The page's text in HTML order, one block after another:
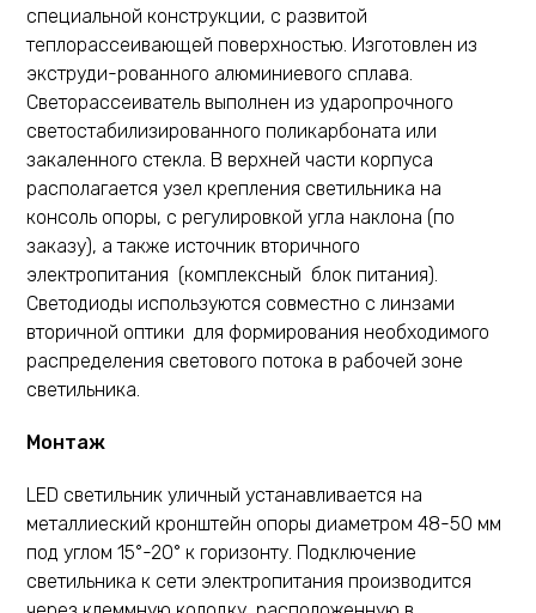
специальной конструкции, с развитой
теплорассеивающей поверхностью. Изготовлен из
экструди-рованного алюминиевого сплава.
Светорассеиватель выполнен из ударопрочного
светостабилизированного поликарбоната или
закаленного стекла. В верхней части корпуса
располагается узел крепления светильника на
консоль опоры, с регулировкой угла наклона (по
заказу), а также источник вторичного
электропитания (комплексный блок питания).
Светодиоды используются совместно с линзами
вторичной оптики для формирования необходимого
распределения светового потока в рабочей зоне
светильника.
Монтаж
LED светильник уличный устанавливается на
металлиеский кронштейн опоры диаметром 48-50 мм
под углом 15°-20° к горизонту. Подключение
светильника к сети электропитания производится